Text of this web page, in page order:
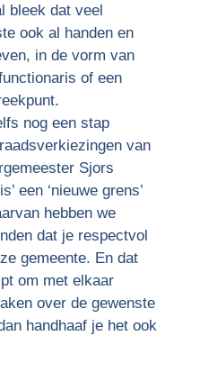
bleek dat veel
ook al handen en
in de vorm van
of een
nog een stap
van
Sjors
een ‘nieuwe grens’
hebben we
dat je respectvol
gemeente. En dat
om met elkaar
over de gewenste
handhaaf je het ook